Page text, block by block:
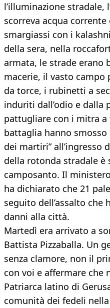
l’illuminazione stradale,
scorreva acqua
smargiassi con i
della sera, nella
armata, le strade erano
macerie, il vasto
da torce, i rubinetti a
induriti dall’odio e dalla
pattugliare con i mitra
battaglia hanno
dei martiri” all’ingresso
della rotonda stradale è
camposanto. Il
ha dichiarato che 21
seguito dell’assalto che
danni alla città.
Martedì era arrivato a
Battista Pizzaballa. Un
senza clamore, non il
con voi e affermare che
Patriarca latino di
comunità dei fedeli